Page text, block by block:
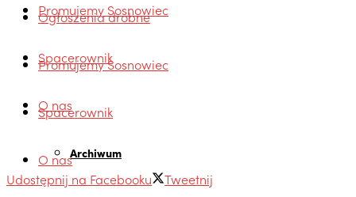
Promujemy Sosnowiec
Spacerownik
O nas
Archiwum
Ogłoszenia drobne
Promujemy Sosnowiec
Spacerownik
O nas
Udostępnij na Facebooku
Tweetnij